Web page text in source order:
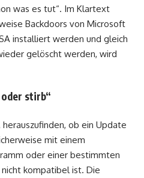
was es tut“. Im Klartext
Backdoors von Microsoft
installiert werden und gleich
gelöscht werden, wird
stirb“
ob ein Update
mit einem
oder einer bestimmten
kompatibel ist. Die